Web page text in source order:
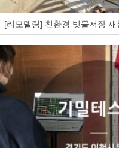
[리모델링] 친환경 빗물저장